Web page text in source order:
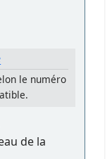
le numéro
de la